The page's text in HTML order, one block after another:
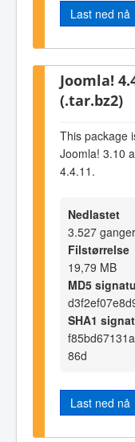
Last ned nå
Joomla!
(.tar.bz2)
This package
Joomla! 3.10
4.4.11.
Nedlastet
3.527 ganger
Filstørrelse
19,79 MB
MD5
SHA1
86d
Last ned nå